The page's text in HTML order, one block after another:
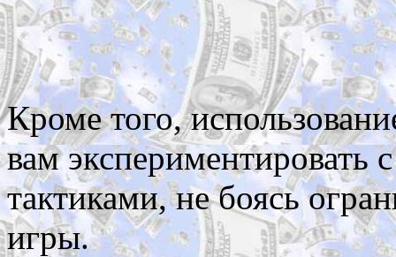
Кроме того,
вам экспериментировать
тактиками, не боясь
игры.